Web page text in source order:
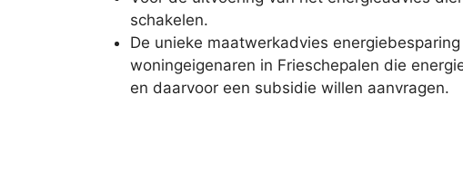
schakelen.
De unieke maatwerkadvies
woningeigenaren in Frieschepalen die
en daarvoor een subsidie willen aanvragen.